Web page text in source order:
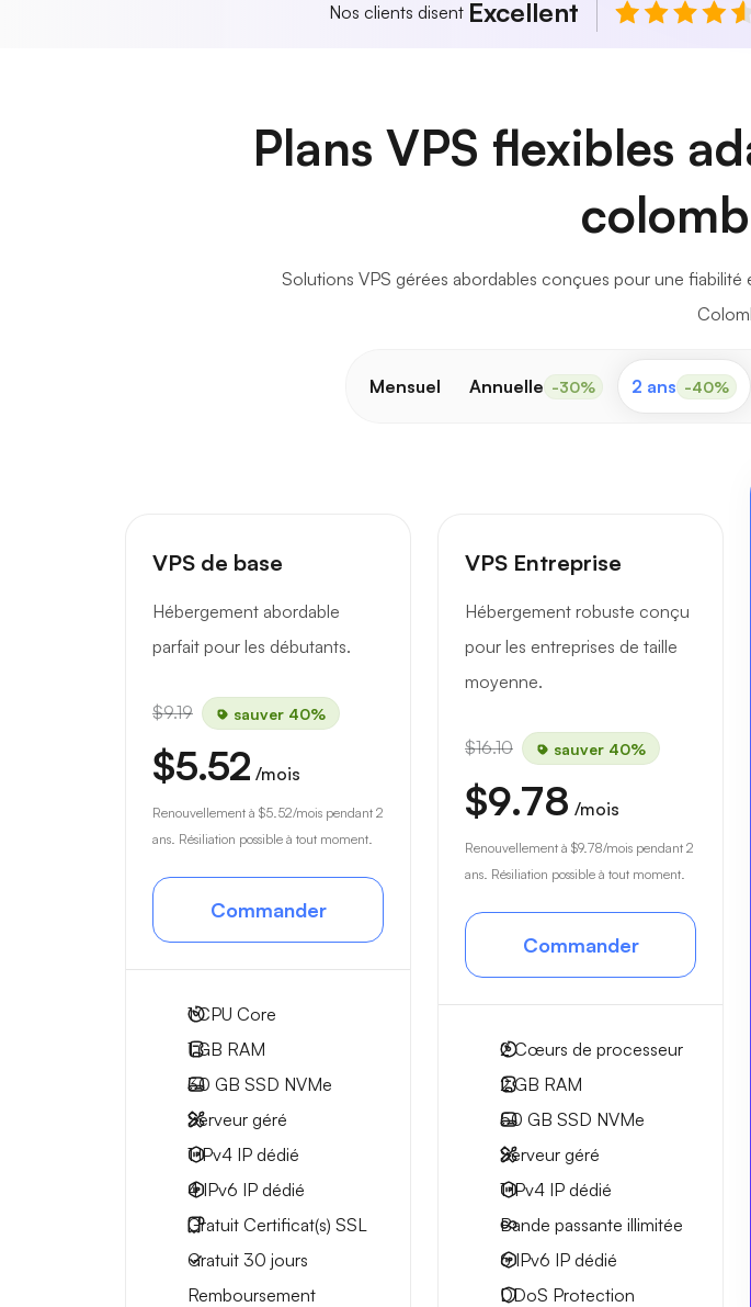
Nos clients disent Excellent
Plans VPS flexibles
Solutions VPS gérées abordables conçues pour une
Mensuel Annuelle -30% 2 ans -40%
VPS de base
Hébergement abordable
parfait pour les débutants.
$9.19 sauver 40%
$5.52 /mois
Renouvellement à $5.52/mois pendant 2
ans. Résiliation possible à tout moment.
Commander
1CPU Core
1 GB RAM
30 GB SSD NVMe
Serveur géré
1 IPv4 IP dédié
4 IPv6 IP dédié
Gratuit Certificat(s) SSL
Gratuit 30 jours
Remboursement
VPS Entreprise
Hébergement robuste conçu
pour les entreprises de taille
moyenne.
$16.10 sauver 40%
$9.78 /mois
Renouvellement à $9.78/mois pendant 2
ans. Résiliation possible à tout moment.
Commander
2Cœurs de processeur
2 GB RAM
50 GB SSD NVMe
Serveur géré
1 IPv4 IP dédié
Bande passante illimitée
6 IPv6 IP dédié
DDoS Protection